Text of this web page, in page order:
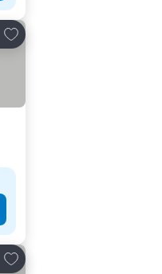
Adicionar aos favoritos
Adicionar aos favoritos